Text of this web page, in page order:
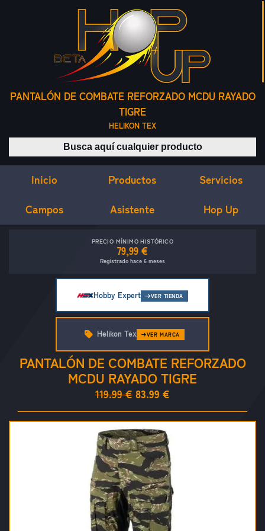
PANTALÓN DE COMBATE REFORZADO MCDU RAYADO
TIGRE
HELIKON TEX
Buscar productos
Inicio Productos Servicios
Campos Asistente Hop Up
PRECIO MÍNIMO HISTÓRICO
79,99 €
Registrado hace 6 meses
Hobby Expert VER TIENDA
PANTALÓN DE COMBATE REFORZADO
MCDU RAYADO TIGRE
119.99 € 83.99 €
Helikon Tex VER MARCA